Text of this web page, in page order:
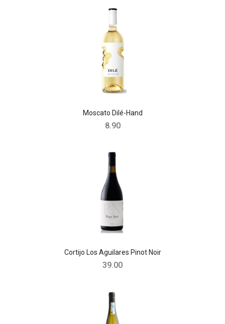
Moscato Dilé-Hand
8.90
Cortijo Los Aguilares Pinot Noir
39.00